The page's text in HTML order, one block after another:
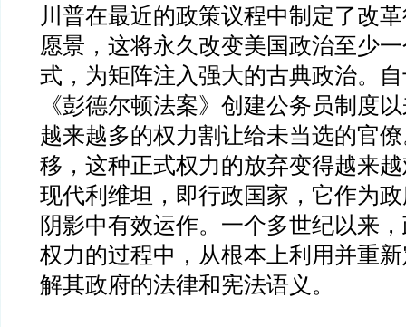
川普在最近的政策议程中制定了改
愿景，这将永久改变美国政治至少
式，为矩阵注入强大的古典政治。
《彭德尔顿法案》创建公务员制度
越来越多的权力割让给未当选的官
移，这种正式权力的放弃变得越来
现代利维坦，即行政国家，它作为
阴影中有效运作。一个多世纪以来
权力的过程中，从根本上利用并重
解其政府的法律和宪法语义。